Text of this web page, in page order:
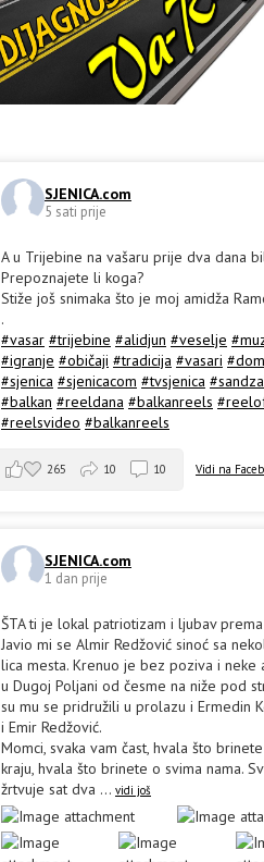
SJENICA.com
5 sati prije
A u Trijebine na vašaru prije dva dana
Prepoznajete li koga?
Stiže još snimaka što je moj amidža
.
#vasar #trijebine #alidjun #veselje
#igranje #običaji #tradicija #vasari
#sjenica #sjenicacom #tvsjenica
#balkan #reeldana #balkanreels
#reelsvideo #balkanreels
Vidi na
265 10 10
SJENICA.com
1 dan prije
ŠTA ti je lokal patriotizam i ljubav
Javio mi se Almir Redžović sinoć sa
lica mesta. Krenuo je bez poziva i neke
u Dugoj Poljani od česme na niže pod
su mu se pridružili u prolazu i Ermedin
i Emir Redžović.
Momci, svaka vam čast, hvala što
kraju, hvala što brinete o svima nama.
žrtvuje sat dva ... vidi još